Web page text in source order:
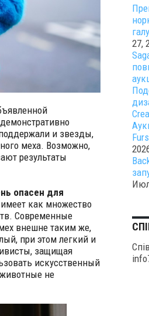
и звезды,
меха. Возможно,
результаты
опасен для
как множество
Современные
внешне таким же,
при этом легкий и
защищая
искусственный
не
27,